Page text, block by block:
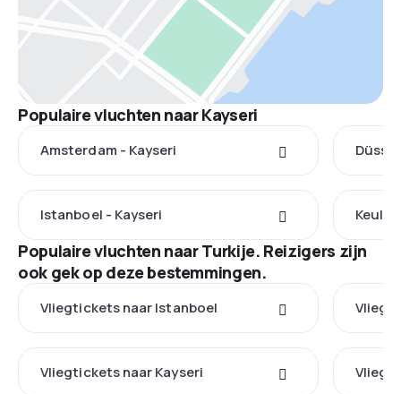
Populaire vluchten naar Kayseri
Amsterdam - Kayseri
Istanboel - Kayseri
Populaire vluchten naar Turkije. Reizigers zijn
ook gek op deze bestemmingen.
Vliegtickets naar Istanboel
Vliegtickets naar Kayseri